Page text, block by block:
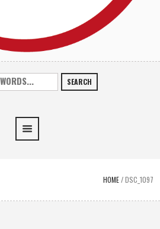
SEARCH
HOME/DSC_1097